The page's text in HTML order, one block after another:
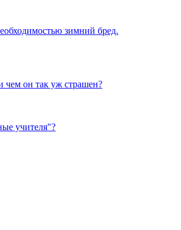
зимний бред.
чем он так уж страшен?
учителя"?